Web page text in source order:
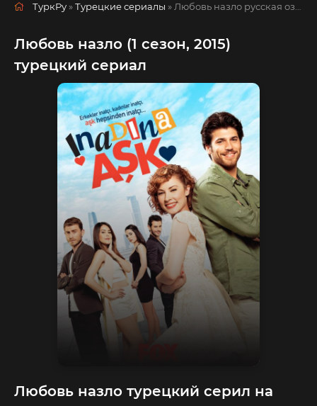
ТуркРу »Турецкие сериалы » Любовь назло русская озвучка смотреть полностью онлайн!
Любовь назло (1 сезон, 2015)
турецкий сериал
Любовь назло турецкий серил на